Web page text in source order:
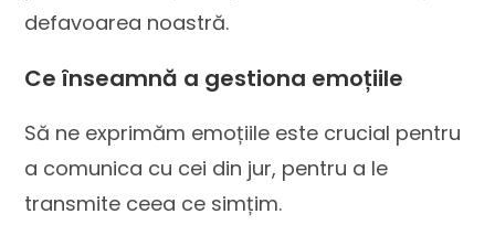
defavoarea noastră.
Ce înseamnă a gestiona emoțiile
Să ne exprimăm emoțiile este crucial pentru
a comunica cu cei din jur, pentru a le
transmite ceea ce simțim.